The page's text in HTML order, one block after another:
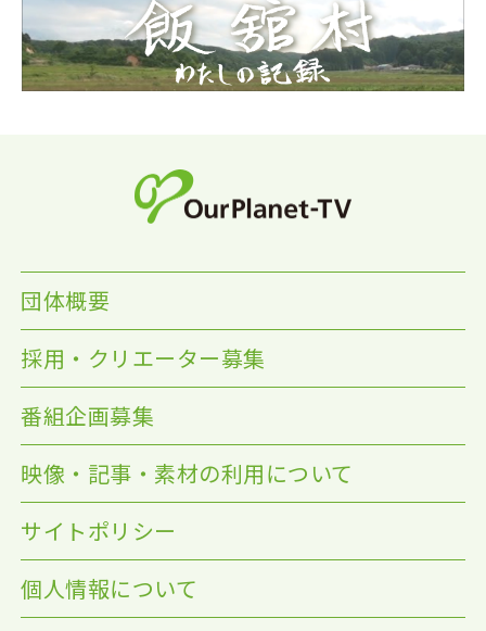
団体概要
採用・クリエーター募集
番組企画募集
映像・記事・素材の利用について
サイトポリシー
個人情報について